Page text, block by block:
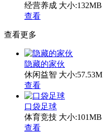
经营养成 大小:132MB
查看
查看更多
隐藏的家伙
休闲益智 大小:57.53M
查看
口袋足球
体育竞技 大小:101MB
查看